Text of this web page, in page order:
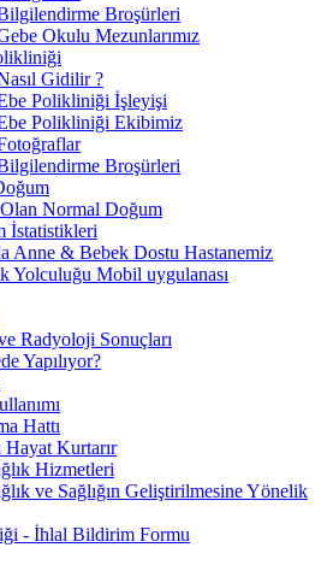
Broşürleri
Okulu Mezunlarımız
Gidilir ?
Polikliniği İşleyişi
Polikliniği Ekibimiz
Broşürleri
Normal Doğum
İstatistikleri
Anne & Bebek Dostu Hastanemiz
Yolculuğu Mobil uygulanası
Radyoloji Sonuçları
Yapılıyor?
Hattı
Hayat Kurtarır
Hizmetleri
ve Sağlığın Geliştirilmesine Yönelik
- İhlal Bildirim Formu